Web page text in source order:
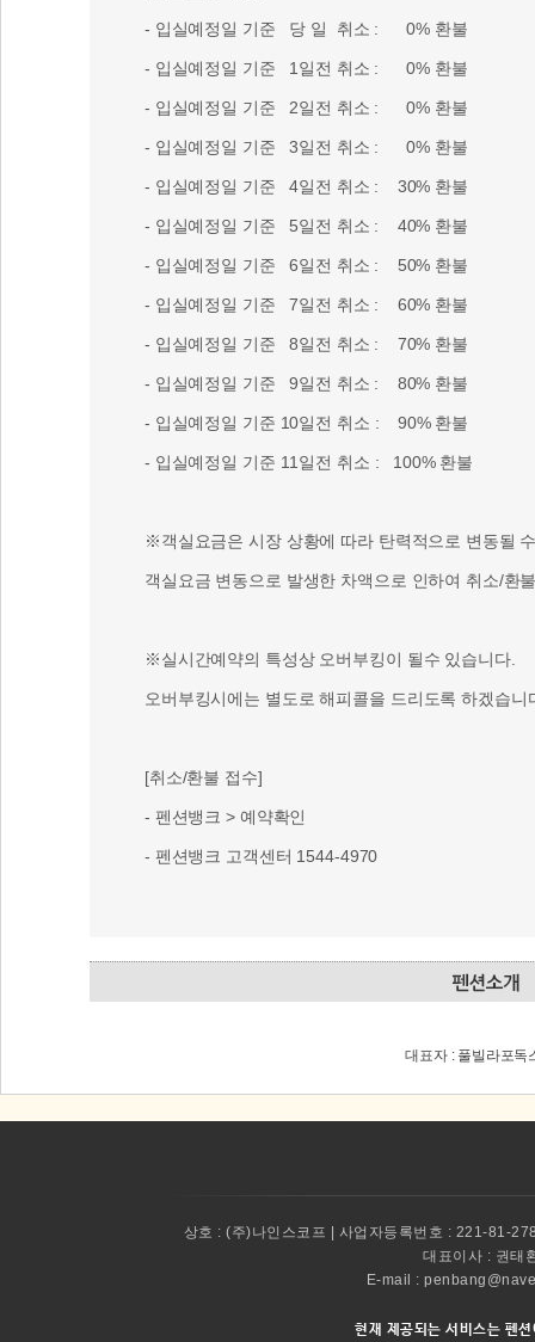
- 입실예정일 기준 당 일 취소 : 0% 환불
- 입실예정일 기준 1일전 취소 : 0% 환불
- 입실예정일 기준 2일전 취소 : 0% 환불
- 입실예정일 기준 3일전 취소 : 0% 환불
- 입실예정일 기준 4일전 취소 : 30% 환불
- 입실예정일 기준 5일전 취소 : 40% 환불
- 입실예정일 기준 6일전 취소 : 50% 환불
- 입실예정일 기준 7일전 취소 : 60% 환불
- 입실예정일 기준 8일전 취소 : 70% 환불
- 입실예정일 기준 9일전 취소 : 80% 환불
- 입실예정일 기준 10일전 취소 : 90% 환불
- 입실예정일 기준 11일전 취소 : 100% 환불
※객실요금은 시장 상황에 따라 탄력적으로 변동될
객실요금 변동으로 발생한 차액으로 인하여 취소/환
※실시간예약의 특성상 오버부킹이 될수 있습니다.
오버부킹시에는 별도로 해피콜을 드리도록 하겠습니
[취소/환불 접수]
- 펜션뱅크 > 예약확인
- 펜션뱅크 고객센터 1544-4970
대표자 : 풀빌라포독
상호 : (주)나인스코프 | 사업자등록번호 : 221-81-
대표이사 : 권태
E-mail :
현재 제공되는 서비스는 펜